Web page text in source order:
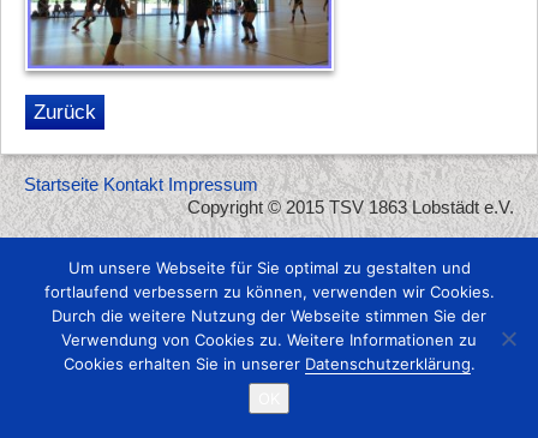
Zurück
Startseite Kontakt Impressum
Copyright © 2015 TSV 1863 Lobstädt e.V.
Um unsere Webseite für Sie optimal zu gestalten und
fortlaufend verbessern zu können, verwenden wir Cookies.
Durch die weitere Nutzung der Webseite stimmen Sie der
Verwendung von Cookies zu. Weitere Informationen zu
Cookies erhalten Sie in unserer Datenschutzerklärung.